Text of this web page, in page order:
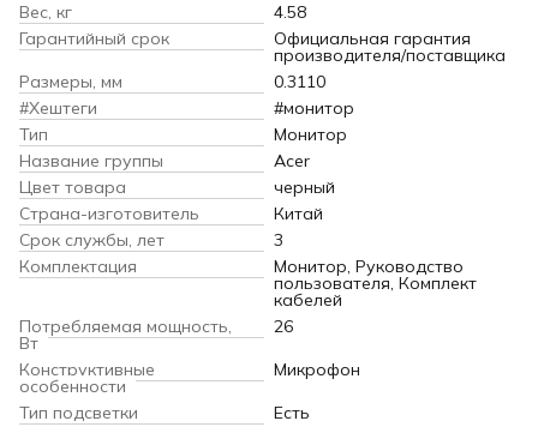
Вес, кг
4.58
Гарантийный срок
Официальная гарантия
производителя/поставщика
Размеры, мм
0.3110
#Хештеги
#монитор
Тип
Монитор
Название группы
Acer
Цвет товара
черный
Страна-изготовитель
Китай
Срок службы, лет
3
Комплектация
Монитор, Руководство
пользователя, Комплект
кабелей
Потребляемая мощность,
Вт
26
Конструктивные
особенности
Микрофон
Тип подсветки
Есть